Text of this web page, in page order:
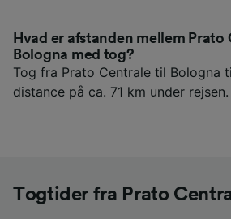
Hvad er afstanden mellem Prato
Bologna med tog?
Tog fra Prato Centrale til Bologna
distance på ca. 71 km under rejsen.
Togtider fra Prato